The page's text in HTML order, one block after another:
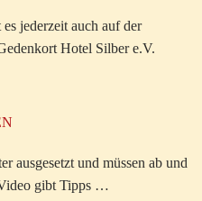
jederzeit auch auf der
Hotel Silber e.V.
ausgesetzt und müssen ab und
gibt Tipps …